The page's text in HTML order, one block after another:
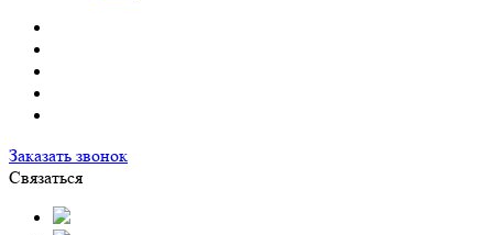
Заказать звонок
Связаться